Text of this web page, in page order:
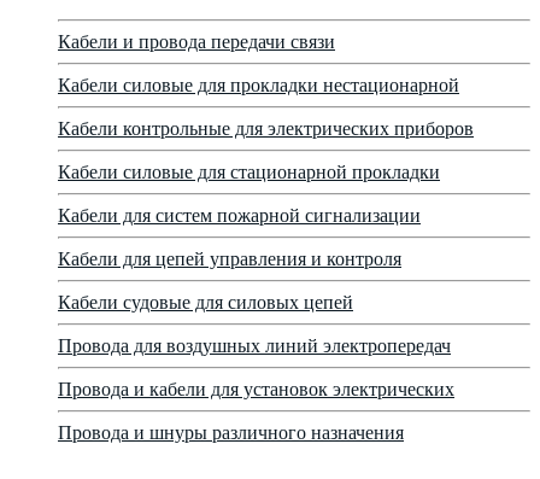
Кабели и провода передачи связи
Кабели силовые для прокладки нестационарной
Кабели контрольные для электрических приборов
Кабели силовые для стационарной прокладки
Кабели для систем пожарной сигнализации
Кабели для цепей управления и контроля
Кабели судовые для силовых цепей
Провода для воздушных линий электропередач
Провода и кабели для установок электрических
Провода и шнуры различного назначения